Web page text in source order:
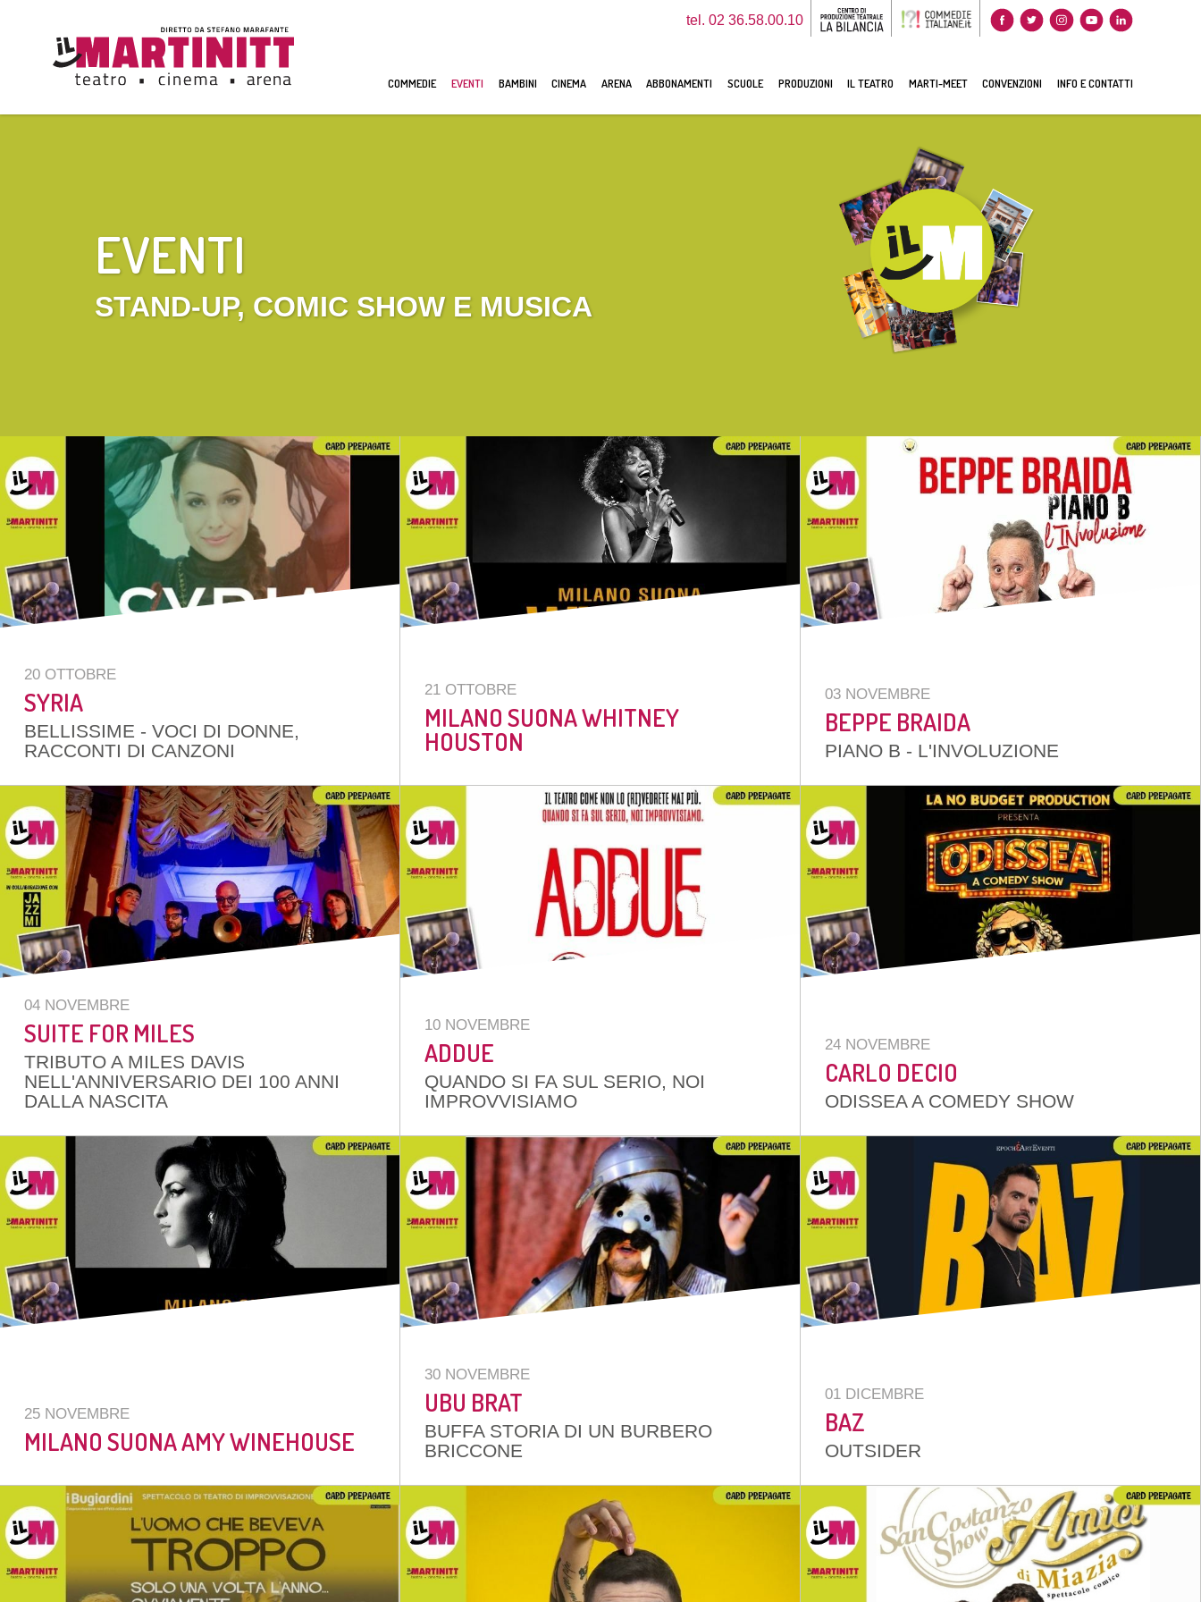
tel. 02 36.58.00.10
COMMEDIE EVENTI BAMBINI CINEMA ARENA ABBONAMENTI SCUOLE PRODUZIONI IL TEATRO MARTI-MEET CONVENZIONI INFO E CONTATTI
EVENTI
STAND-UP, COMIC SHOW E MUSICA
20 OTTOBRE
SYRIA
BELLISSIME - VOCI DI DONNE,
RACCONTI DI CANZONI
21 OTTOBRE
MILANO SUONA WHITNEY
HOUSTON
03 NOVEMBRE
BEPPE BRAIDA
PIANO B - L'INVOLUZIONE
04 NOVEMBRE
SUITE FOR MILES
TRIBUTO A MILES DAVIS
NELL'ANNIVERSARIO DEI 100 ANNI
DALLA NASCITA
10 NOVEMBRE
ADDUE
QUANDO SI FA SUL SERIO, NOI
IMPROVVISIAMO
24 NOVEMBRE
CARLO DECIO
ODISSEA A COMEDY SHOW
25 NOVEMBRE
MILANO SUONA AMY WINEHOUSE
30 NOVEMBRE
UBU BRAT
BUFFA STORIA DI UN BURBERO
BRICCONE
01 DICEMBRE
BAZ
OUTSIDER